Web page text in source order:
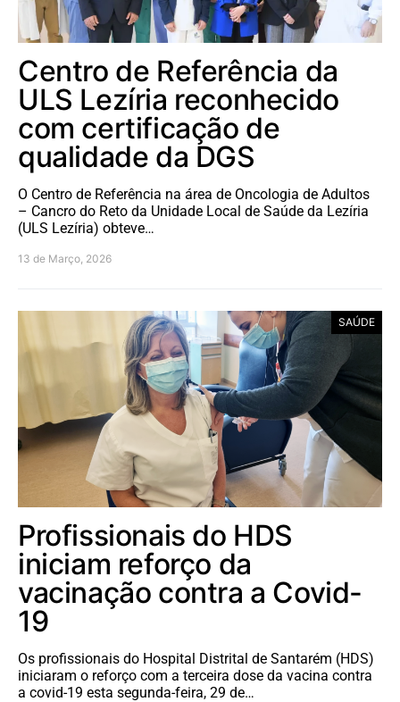
Centro de Referência da
ULS Lezíria reconhecido
com certificação de
qualidade da DGS
O Centro de Referência na área de Oncologia de Adultos
– Cancro do Reto da Unidade Local de Saúde da Lezíria
(ULS Lezíria) obteve…
13 de Março, 2026
SAÚDE
Profissionais do HDS
iniciam reforço da
vacinação contra a Covid-
19
Os profissionais do Hospital Distrital de Santarém (HDS)
iniciaram o reforço com a terceira dose da vacina contra
a covid-19 esta segunda-feira, 29 de…